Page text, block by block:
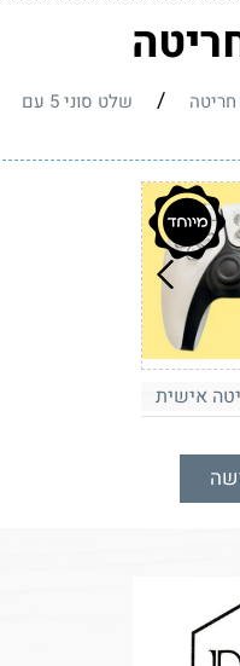
/
שלט סוני 5 עם